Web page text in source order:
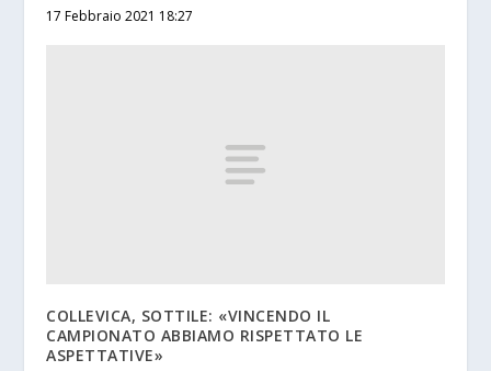
17 Febbraio 2021 18:27
COLLEVICA, SOTTILE: «VINCENDO IL
CAMPIONATO ABBIAMO RISPETTATO LE
ASPETTATIVE»